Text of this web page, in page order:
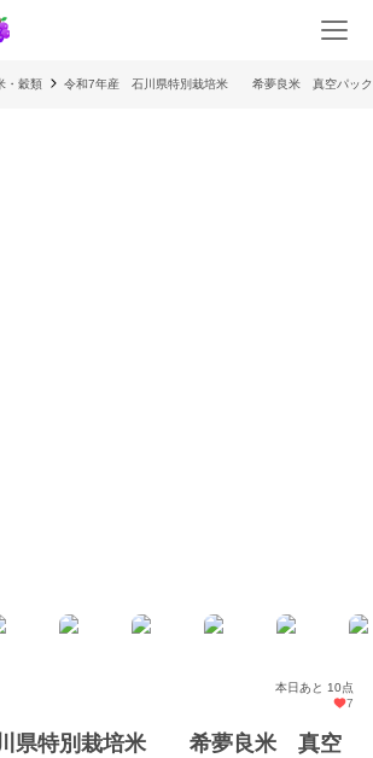
・穀類 令和7年産 石川県特別栽培米 希夢良米 真空パック
本日あと 10点
7
県特別栽培米 希夢良米 真空